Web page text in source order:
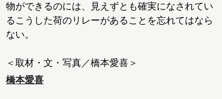
物ができるのには、見えずとも確実になされてい
るこうした荷のリレーがあることを忘れてはなら
ない。
＜取材・文・写真／橋本愛喜＞
橋本愛喜